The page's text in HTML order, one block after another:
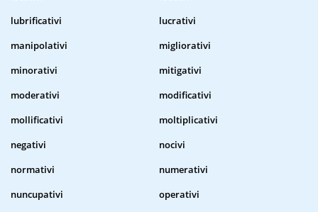
lubrificativi
lucrativi
manipolativi
migliorativi
minorativi
mitigativi
moderativi
modificativi
mollificativi
moltiplicativi
negativi
nocivi
normativi
numerativi
nuncupativi
operativi